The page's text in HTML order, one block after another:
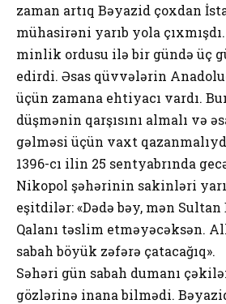
zaman artıq Bəyazid çoxdan
mühasirəni yarıb yola
minlik ordusu ilə bir gündə üç
edirdi. Əsas qüvvələrin
üçün zamana ehtiyacı vardı.
düşmənin qarşısını almalı və
gəlməsi üçün vaxt
1396-cı ilin 25 sentyabrında
Nikopol şəhərinin sakinləri
eşitdilər: «Dədə bəy, mən
Qalanı təslim etməyəcəksən.
sabah böyük zəfərə çatacağıq».
Səhəri gün sabah dumanı
gözlərinə inana bilmədi.